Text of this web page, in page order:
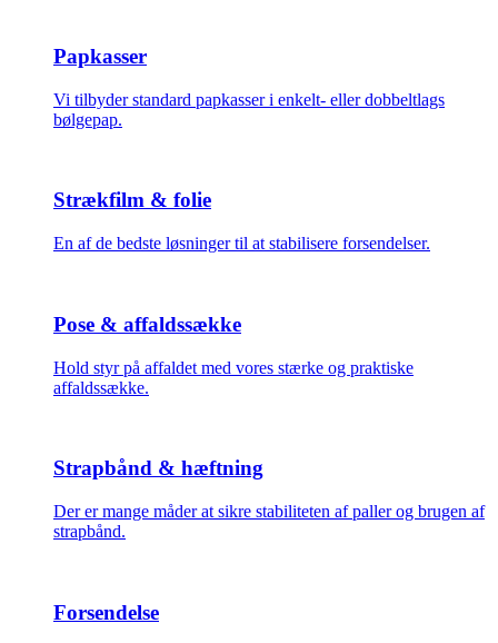
Papkasser
Vi tilbyder standard papkasser i enkelt- eller dobbeltlags
bølgepap.
Strækfilm & folie
En af de bedste løsninger til at stabilisere forsendelser.
Pose & affaldssække
Hold styr på affaldet med vores stærke og praktiske
affaldssække.
Strapbånd & hæftning
Der er mange måder at sikre stabiliteten af paller og brugen af
strapbånd.
Forsendelse